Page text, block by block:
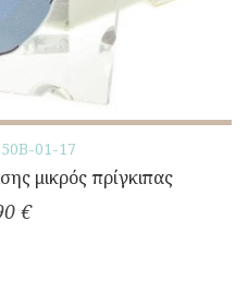
50Β-01-17
μικρός πρίγκιπας
€